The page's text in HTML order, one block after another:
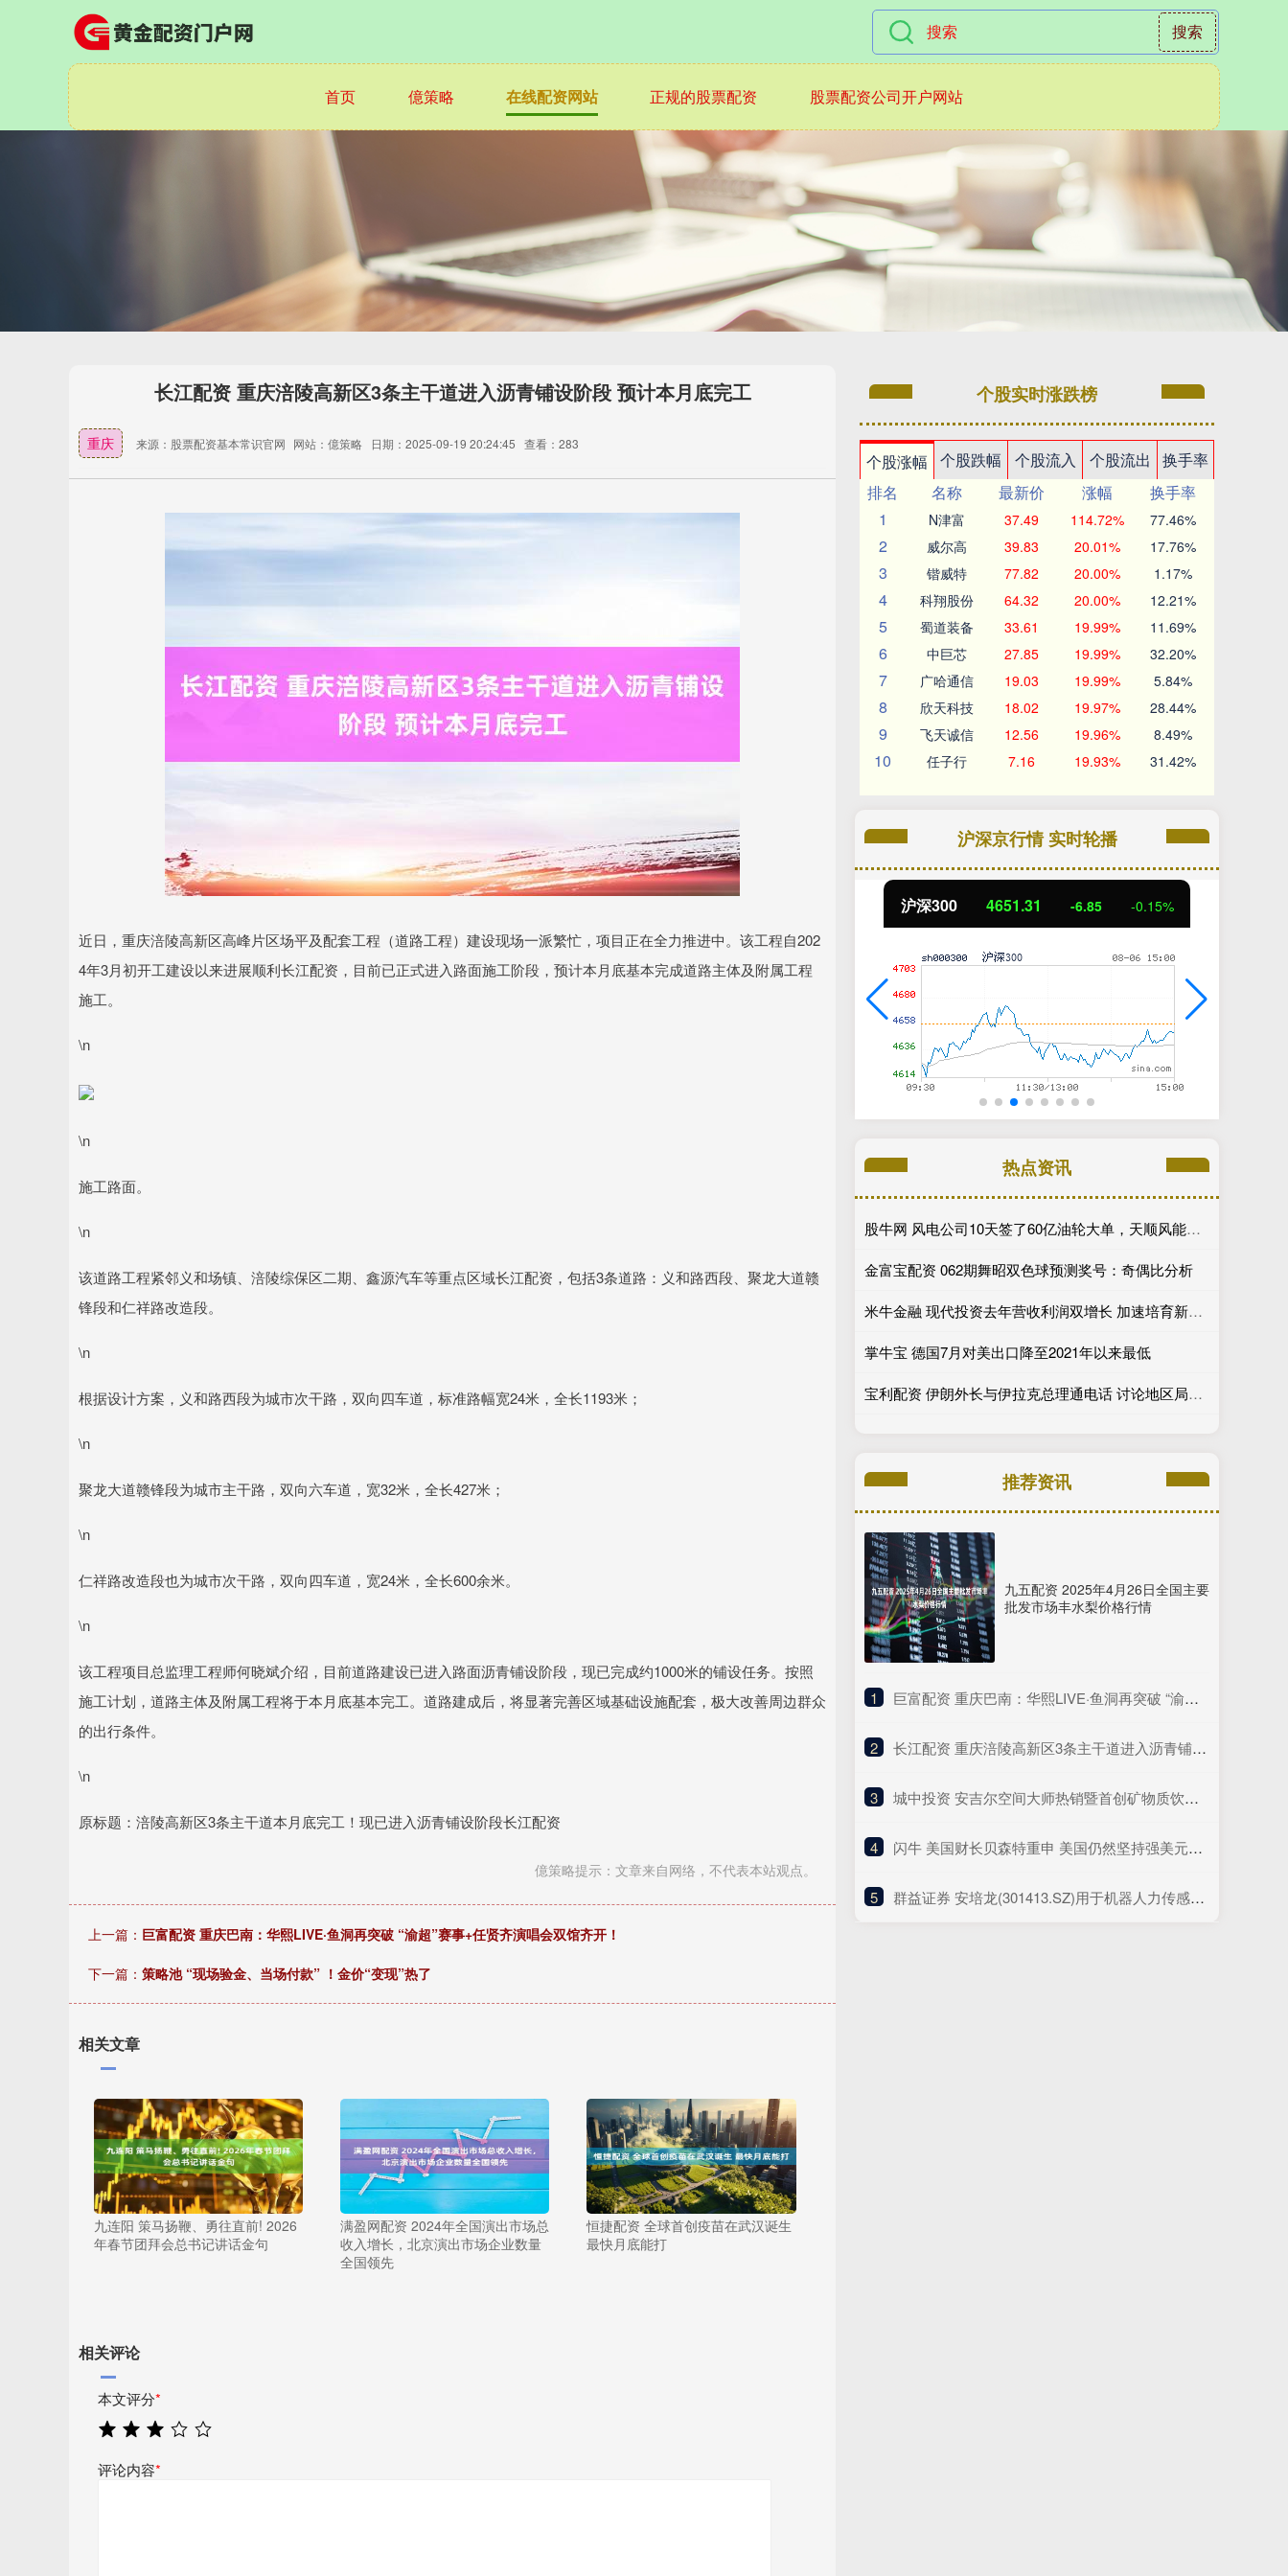
搜索
首页 億策略 在线配资网站 正规的股票配资 股票配资公司开户网站
长江配资 重庆涪陵高新区3条主干道进入沥青铺设阶段 预计本月底完工
重庆 来源：股票配资基本常识官网 网站：億策略 日期：2025-09-19 20:24:45 查看：283
近日，重庆涪陵高新区高峰片区场平及配套工程（道路工程）建设现场一派繁忙，项目正在全力推进中。该工程自202
4年3月初开工建设以来进展顺利长江配资，目前已正式进入路面施工阶段，预计本月底基本完成道路主体及附属工程
施工。
\n
\n
施工路面。
\n
该道路工程紧邻义和场镇、涪陵综保区二期、鑫源汽车等重点区域长江配资，包括3条道路：义和路西段、聚龙大道赣
锋段和仁祥路改造段。
\n
根据设计方案，义和路西段为城市次干路，双向四车道，标准路幅宽24米，全长1193米；
\n
聚龙大道赣锋段为城市主干路，双向六车道，宽32米，全长427米；
\n
仁祥路改造段也为城市次干路，双向四车道，宽24米，全长600余米。
\n
该工程项目总监理工程师何晓斌介绍，目前道路建设已进入路面沥青铺设阶段，现已完成约1000米的铺设任务。按照
施工计划，道路主体及附属工程将于本月底基本完工。道路建成后，将显著完善区域基础设施配套，极大改善周边群众
的出行条件。
\n
原标题：涪陵高新区3条主干道本月底完工！现已进入沥青铺设阶段长江配资
億策略提示：文章来自网络，不代表本站观点。
上一篇： 巨富配资 重庆巴南：华熙LIVE·鱼洞再突破 “渝超”赛事+任贤齐演唱会双馆齐开！
下一篇： 策略池 “现场验金、当场付款” ！金价“变现”热了
相关文章
九连阳 策马扬鞭、勇往直前! 2026
年春节团拜会总书记讲话金句
满盈网配资 2024年全国演出市场总
收入增长，北京演出市场企业数量
全国领先
恒捷配资 全球首创疫苗在武汉诞生
最快月底能打
相关评论
本文评分*
评论内容*
个股实时涨跌榜
个股涨幅 个股跌幅 个股流入 个股流出
换手率
排名
名称 最新价 涨幅
换手率
1
N津富 37.49 114.72% 77.46%
2 威尔高 39.83 20.01% 17.76%
3 锴威特 77.82 20.00% 1.17%
4 科翔股份 64.32 20.00% 12.21%
5 蜀道装备 33.61 19.99% 11.69%
6 中巨芯 27.85 19.99% 32.20%
7 广哈通信 19.03 19.99% 5.84%
8 欣天科技 18.02 19.97% 28.44%
9 飞天诚信 12.56 19.96% 8.49%
10 任子行 7.16 19.93% 31.42%
沪深京行情 实时轮播
北证50 1122.88 3.42 0.30%
热点资讯
股牛网 风电公司10天签了60亿油轮大单，天顺风能到底在下什么大棋
金富宝配资 062期舞昭双色球预测奖号：奇偶比分析
米牛金融 现代投资去年营收利润双增长 加速培育新质生产力
掌牛宝 德国7月对美出口降至2021年以来最低
宝利配资 伊朗外长与伊拉克总理通电话 讨论地区局势发展
推荐资讯
九五配资 2025年4月26日全国主要
批发市场丰水梨价格行情
1 ​巨富配资 重庆巴南：华熙LIVE·鱼洞再突破 “渝超”赛事+任贤齐演唱会双馆齐开！
2 ​长江配资 重庆涪陵高新区3条主干道进入沥青铺设阶段 预计本月底完工
3 ​城中投资 安吉尔空间大师热销暨首创矿物质饮水机新品发布会圆满举行
4 ​闪牛 美国财长贝森特重申 美国仍然坚持强美元政策
5 ​群益证券 安培龙(301413.SZ)用于机器人力传感器包括单向力传感器、力矩传感器以及六维力传感器